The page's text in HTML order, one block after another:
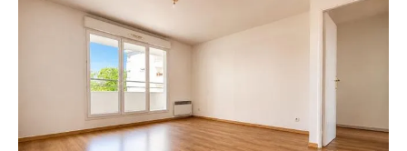
PONTOISE 95
, 4 pièces
Ref : 677733
Appartement F4 à vendre
278 500 €
Visiter le site dédié